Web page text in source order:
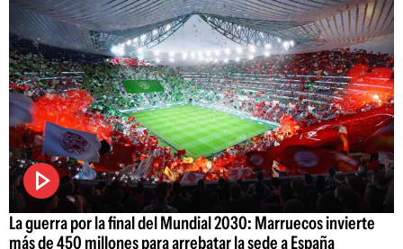
La guerra por la final del Mundial 2030: Marruecos invierte
más de 450 millones para arrebatar la sede a España